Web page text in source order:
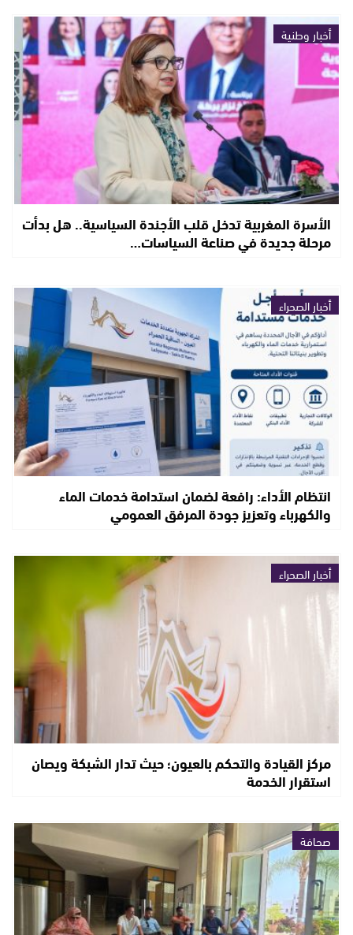
أخبار وطنية
الأسرة المغربية تدخل قلب الأجندة السياسية.. هل بدأت
مرحلة جديدة في صناعة السياسات…
أخبار الصحراء
انتظام الأداء: رافعة لضمان استدامة خدمات الماء
والكهرباء وتعزيز جودة المرفق العمومي
أخبار الصحراء
مركز القيادة والتحكم بالعيون؛ حيث تدار الشبكة ويصان
استقرار الخدمة
صحافة